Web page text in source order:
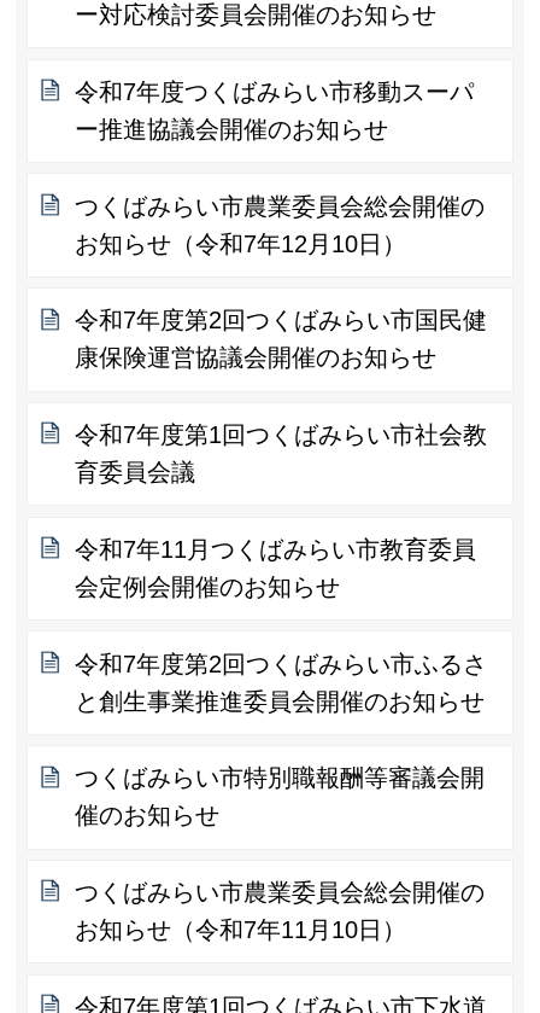
ー対応検討委員会開催のお知らせ
令和7年度つくばみらい市移動スーパ
ー推進協議会開催のお知らせ
つくばみらい市農業委員会総会開催の
お知らせ（令和7年12月10日）
令和7年度第2回つくばみらい市国民健
康保険運営協議会開催のお知らせ
令和7年度第1回つくばみらい市社会教
育委員会議
令和7年11月つくばみらい市教育委員
会定例会開催のお知らせ
令和7年度第2回つくばみらい市ふるさ
と創生事業推進委員会開催のお知らせ
つくばみらい市特別職報酬等審議会開
催のお知らせ
つくばみらい市農業委員会総会開催の
お知らせ（令和7年11月10日）
令和7年度第1回つくばみらい市下水道